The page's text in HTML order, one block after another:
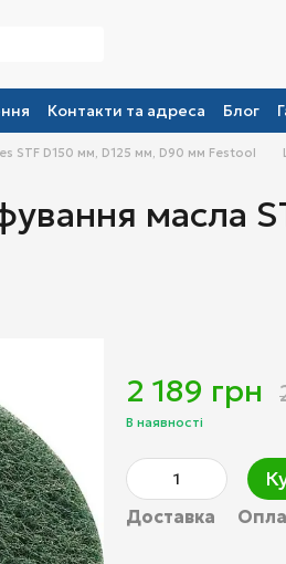
Контакти та адреса Блог
STF D150 мм, D125 мм, D90 мм Festool
масла
2 189 грн
В наявності
Доставка